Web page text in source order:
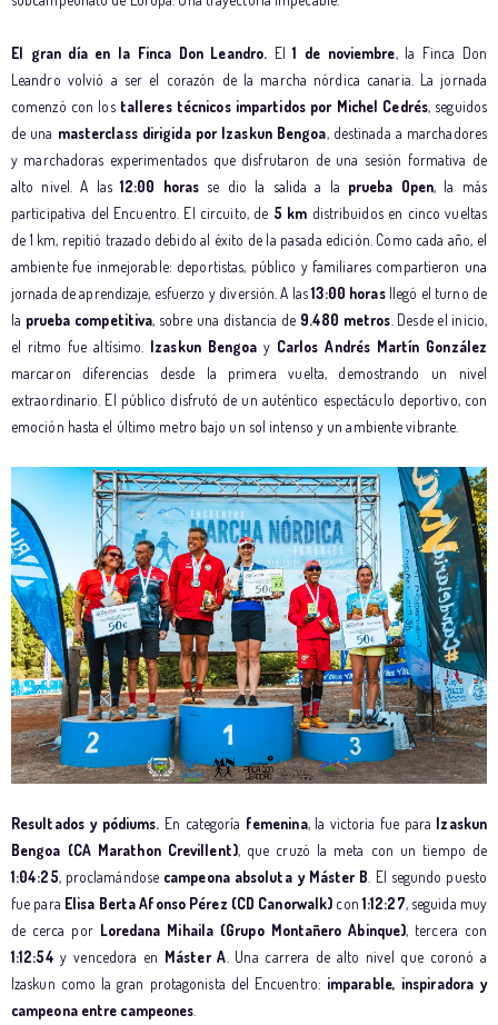
El gran día en la Finca Don Leandro. El1 de noviembre, la Finca Don
Leandro volvió a ser el corazón de la marcha nórdica canaria. La jornada
comenzó con los talleres técnicos impartidos por Michel Cedrés, seguidos
de una masterclass dirigida por Izaskun Bengoa, destinada a marchadores
y marchadoras experimentados que disfrutaron de una sesión formativa de
alto nivel. A las12:00 horas se dio la salida a la prueba Open, la más
participativa del Encuentro. El circuito, de 5 km distribuidos en cinco vueltas
de 1 km, repitió trazado debido al éxito de la pasada edición. Como cada año, el
ambiente fue inmejorable: deportistas, público y familiares compartieron una
jornada de aprendizaje, esfuerzo y diversión. A las13:00 horasllegó el turno de
la prueba competitiva, sobre una distancia de 9.480 metros . Desde el inicio,
el ritmo fue altísimo. Izaskun Bengoa y Carlos Andrés Martín González
marcaron diferencias desde la primera vuelta, demostrando un nivel
extraordinario. El público disfrutó de un auténtico espectáculo deportivo, con
emoción hasta el último metro bajo un sol intenso y un ambiente vibrante.
Resultados y pódiums. En categoría femenina, la victoria fue para Izaskun
Bengoa (CA Marathon Crevillent), que cruzó la meta con un tiempo de
1:04:25, proclamándose campeona absoluta y Máster B . El segundo puesto
fue para Elisa Berta Afonso Pérez (CD Canorwalk) con1:12:27, seguida muy
de cerca por Loredana Mihaila (Grupo Montañero Abinque), tercera con
1:12:54 y vencedora en Máster A . Una carrera de alto nivel que coronó a
Izaskun como la gran protagonista del Encuentro: imparable, inspiradora y
campeona entre campeones